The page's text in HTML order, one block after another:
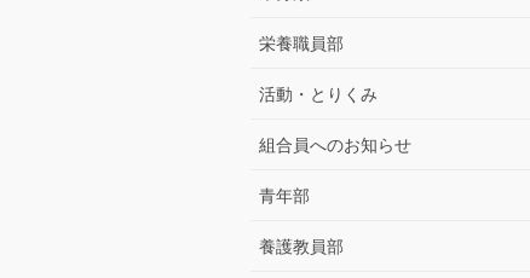
栄養職員部
活動・とりくみ
組合員へのお知らせ
青年部
養護教員部